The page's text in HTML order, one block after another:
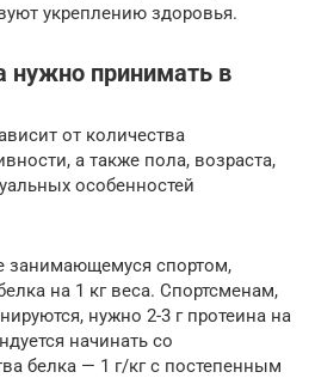
укреплению здоровья.
нужно принимать в
от количества
а также пола, возраста,
особенностей
занимающемуся спортом,
на 1 кг веса. Спортсменам,
нужно 2-3 г протеина на
начинать со
белка — 1 г/кг с постепенным